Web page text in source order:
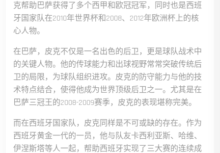
克帮助巴萨获得了多个西甲和欧冠冠军，同时也是西班
牙国家队在2010年世界杯和2008、2012年欧洲杯上的核
心人物。
在巴萨，皮克不仅是一名出色的后卫，更是球队战术中
的关键人物。他的传球能力和出球视野常常突破传统后
卫的局限，为球队组织进攻。皮克的防守能力与他的技
术特点结合，使得他成为世界顶级后卫之一。尤其是在
巴萨三冠王的2008-2009赛季，皮克的表现堪称完美。
而在西班牙国家队，皮克同样是不可或缺的存在。作为
西班牙黄金一代的一员，他与队友卡西利亚斯、哈维、
伊涅斯塔等人一起，帮助西班牙实现了三大赛的连续成